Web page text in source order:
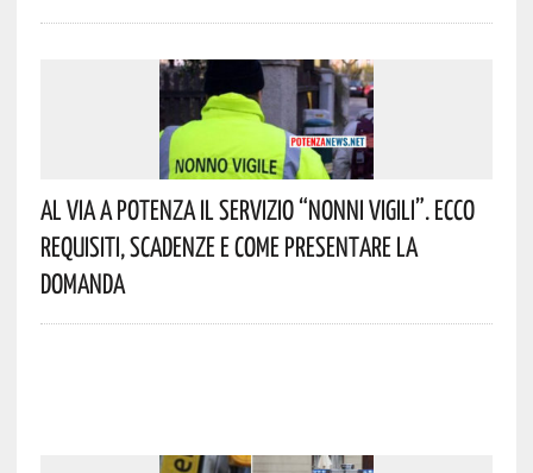
Al Via A Potenza Il Servizio “Nonni Vigili”. Ecco
Requisiti, Scadenze E Come Presentare La
Domanda